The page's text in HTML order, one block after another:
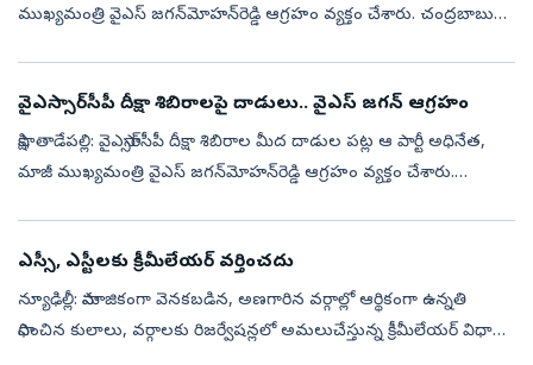
ముఖ్యమంత్రి వైఎస్ జగన్‌మోహన్‌రెడ్డి ఆగ్రహం వ్యక్తం చేశారు. చంద్రబాబు
వైఎస్సార్‌సీపీ దీక్షా శిబిరాలపై దాడులు.. వైఎస్ జగన్ ఆగ్రహం
సాక్షి, తాడేపల్లి: వైఎస్సార్‌సీపీ దీక్షా శిబిరాల మీద దాడుల పట్ల ఆ పార్టీ అధినేత,
మాజీ ముఖ్యమంత్రి వైఎస్ జగన్‌మోహన్‌రెడ్డి ఆగ్రహం వ్యక్తం చేశారు.
ఎస్సీ, ఎస్టీలకు క్రీమీలేయర్‌ వర్తించదు
న్యూఢిల్లీ: సామాజికంగా వెనకబడిన, అణగారిన వర్గాల్లో ఆర్థికంగా ఉన్నతి
సాధించిన కులాలు, వర్గాలకు రిజర్వేషన్లలో అమలుచేస్తున్న క్రీమీలేయర్‌ విధానం